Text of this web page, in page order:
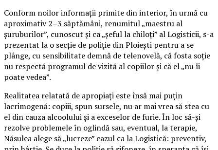
Conform noilor informații primite din interior, în urmă cu
aproximativ 2–3 săptămâni, renumitul „maestru al
șuruburilor”, cunoscut și ca „șeful la chiloți” al Logisticii, s-a
prezentat la o secție de poliție din Ploiești pentru a se
plânge, cu sensibilitate demnă de telenovelă, că fosta soție
nu respectă programul de vizită al copiilor și că el „nu îi
poate vedea”.
Realitatea relatată de apropiați este însă mai puțin
lacrimogenă: copiii, spun sursele, nu ar mai vrea să stea cu
el din cauza alcoolului și a exceselor de furie. În loc să-și
rezolve problemele în oglindă sau, eventual, la terapie,
Năsulea alege să „lucreze” cazul ca la Logistică: preventiv,